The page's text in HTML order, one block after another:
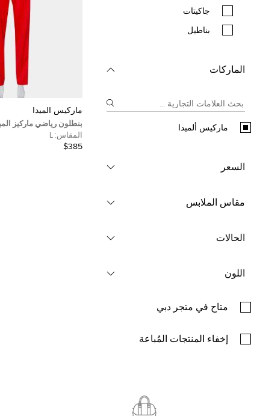
جاكيتات
بناطيل
الماركات
ماركيس ألميدا
السعر
مقاس الملابس
الحالات
اللون
متاح في متجر دبي
إخفاء المنتجات المُباعة
ماركيس ألميدا
بنطلون رياضي ماركيز
حواف متباينة بسحاب
كبير - لارج
المقاس: L
$385